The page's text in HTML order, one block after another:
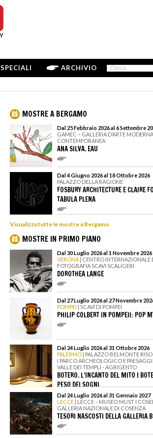
SPECIALI ARCHIVIO
MOSTRE A BERGAMO
Dal 25 Febbraio 2026 al 6 Settembre
GAMEC – GALLERIA D’ARTE
CONTEMPORANEA
ANA SILVA. EAU
Dal 4 Giugno 2026 al 18 Ottobre 2026
PALAZZO DELLA RAGIONE
FOSBURY ARCHITECTURE E CLAIRE
TABULA PLENA
Visualizza tutte le mostre a Bergamo
MOSTRE IN PRIMO PIANO
Dal 30 Luglio 2026 al 1 Novembre 2026
VERONA | CENTRO INTERNAZIONALE
FOTOGRAFIA SCAVI SCALIGERI
DOROTHEA LANGE
Dal 27 Luglio 2026 al 27 Novembre
POMPEI | SCAVI DI POMPEI
PHILIP COLBERT IN POMPEII: POP
Dal 24 Luglio 2026 al 31 Ottobre 2026
PALERMO | PALAZZO BELMONTE
I PARCO ARCHEOLOGICO E
VALLE DEI TEMPLI - AGRIGENTO
BOTERO. L’INCANTO DEL MITO I
PESO DEI SOGNI
Dal 24 Luglio 2026 al 31 Gennaio 2027
LECCE | LECCE – MUSEO MUST I
GALLERIA NAZIONALE DI COSENZA
TESORI NASCOSTI DELLA GALLERIA